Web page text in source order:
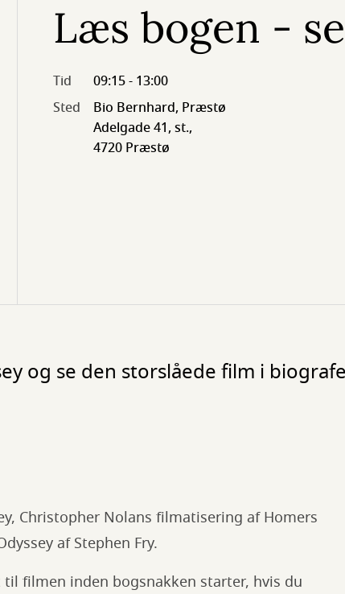
Læs bogen -
Tid
09:15 - 13:00
Sted
Bio Bernhard, Præstø
Adelgade 41, st.,
4720 Præstø
og se den storslåede film i
Christopher Nolans filmatisering af Homers
af Stephen Fry.
filmen inden bogsnakken starter, hvis du